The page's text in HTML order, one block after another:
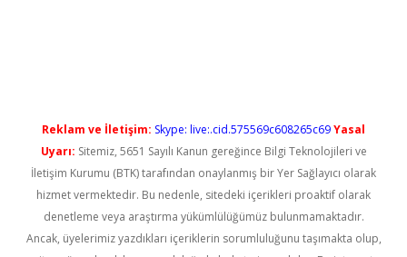
Reklam ve İletişim: Skype: live:.cid.575569c608265c69Yasal
Uyarı: Sitemiz, 5651 Sayılı Kanun gereğince Bilgi Teknolojileri ve
İletişim Kurumu (BTK) tarafından onaylanmış bir Yer Sağlayıcı olarak
hizmet vermektedir. Bu nedenle, sitedeki içerikleri proaktif olarak
denetleme veya araştırma yükümlülüğümüz bulunmamaktadır.
Ancak, üyelerimiz yazdıkları içeriklerin sorumluluğunu taşımakta olup,